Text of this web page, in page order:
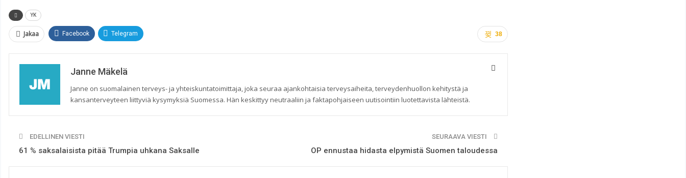
YK
38
Jakaa Facebook Telegram
Janne Mäkelä
Janne on suomalainen terveys- ja yhteiskuntatoimittaja, joka seuraa ajankohtaisia terveysaiheita, terveydenhuollon kehitystä ja
kansanterveyteen liittyviä kysymyksiä Suomessa. Hän keskittyy neutraaliin ja faktapohjaiseen uutisointiin luotettavista lähteistä.
EDELLINEN VIESTI
61 % saksalaisista pitää Trumpia uhkana Saksalle
SEURAAVA VIESTI
OP ennustaa hidasta elpymistä Suomen taloudessa